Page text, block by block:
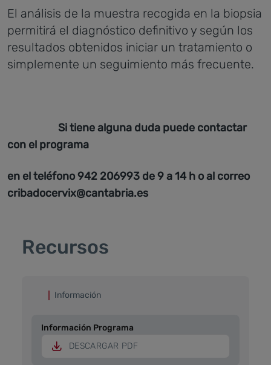
El análisis de la muestra recogida en la biopsia
permitirá el diagnóstico definitivo y según los
resultados obtenidos iniciar un tratamiento o
simplemente un seguimiento más frecuente.
Si tiene alguna duda puede contactar
con el programa
en el teléfono 942 206993 de 9 a 14 h o al correo
cribadocervix@cantabria.es
Recursos
Información
Información Programa
DESCARGAR PDF